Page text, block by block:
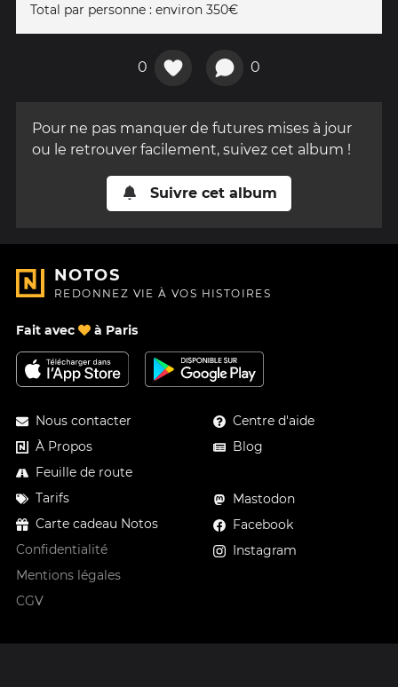
Total par personne : environ 350€
0 0
Pour ne pas manquer de futures mises à jour
ou le retrouver facilement, suivez cet album !
Suivre cet album
NOTOS
REDONNEZ VIE À VOS HISTOIRES
Fait avec à Paris
Nous contacter
À Propos
Feuille de route
Tarifs
Carte cadeau Notos
Confidentialité
Mentions légales
CGV
Centre d'aide
Blog
Mastodon
Facebook
Instagram